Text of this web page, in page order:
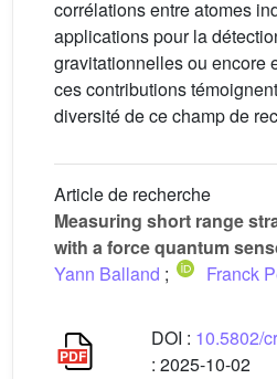
corrélations entre atomes
applications pour la
gravitationnelles ou encore
ces contributions
diversité de ce champ de
Article de recherche
Measuring short range
with a force quantum
Yann Balland ; Franck
DOI : 10.5802/
: 2025-10-02